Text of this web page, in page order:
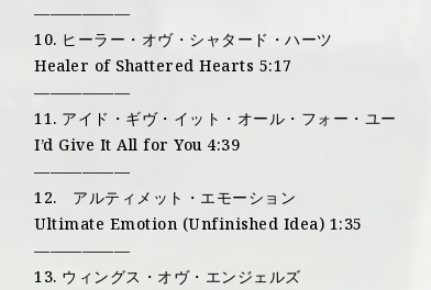
——————
10. ヒーラー・オヴ・シャタード・ハーツ
Healer of Shattered Hearts 5:17
——————
11. アイド・ギヴ・イット・オール・フォー・ユー
I’d Give It All for You 4:39
——————
12. アルティメット・エモーション
Ultimate Emotion (Unfinished Idea) 1:35
——————
13. ウィングス・オヴ・エンジェルズ